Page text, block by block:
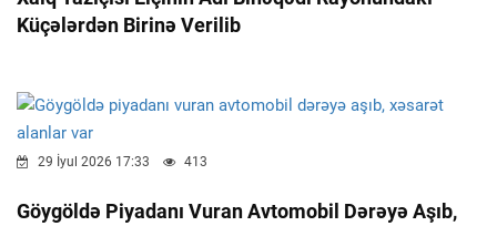
Küçələrdən Birinə Verilib
29 İyul 2026 17:33 413
Göygöldə Piyadanı Vuran Avtomobil Dərəyə Aşıb,